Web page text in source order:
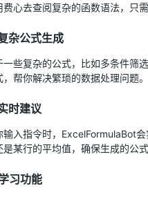
费心去查阅复杂的函数语法，只
杂公式生成
一些复杂的公式，比如多条件筛
，帮你解决繁琐的数据处理问题。
时建议
输入指令时，ExcelFormulaBot
是某行的平均值，确保生成的公
习功能